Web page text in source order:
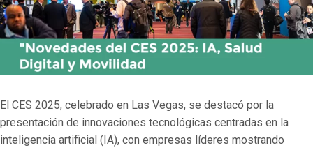
El CES 2025, celebrado en Las Vegas, se destacó por la
presentación de innovaciones tecnológicas centradas en la
inteligencia artificial (IA), con empresas líderes mostrando